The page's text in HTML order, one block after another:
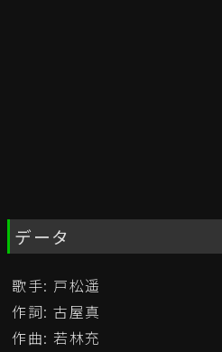
データ
歌手: 戸松遥
作詞: 古屋真
作曲: 若林充